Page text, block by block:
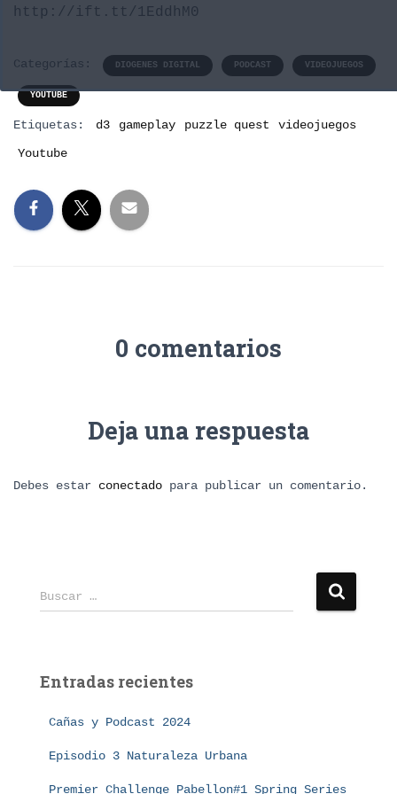
http://ift.tt/1EddhM0
Categorías: DIOGENES DIGITAL PODCAST VIDEOJUEGOS
YOUTUBE
Etiquetas: d3 gameplay puzzle quest
videojuegos
Youtube
0 comentarios
Deja una respuesta
Debes estar conectado para publicar un comentario.
B
u
r
Buscar …
Entradas recientes
Cañas y Podcast 2024
Episodio 3 Naturaleza Urbana
Premier Challenge Pabellon#1 Spring Series